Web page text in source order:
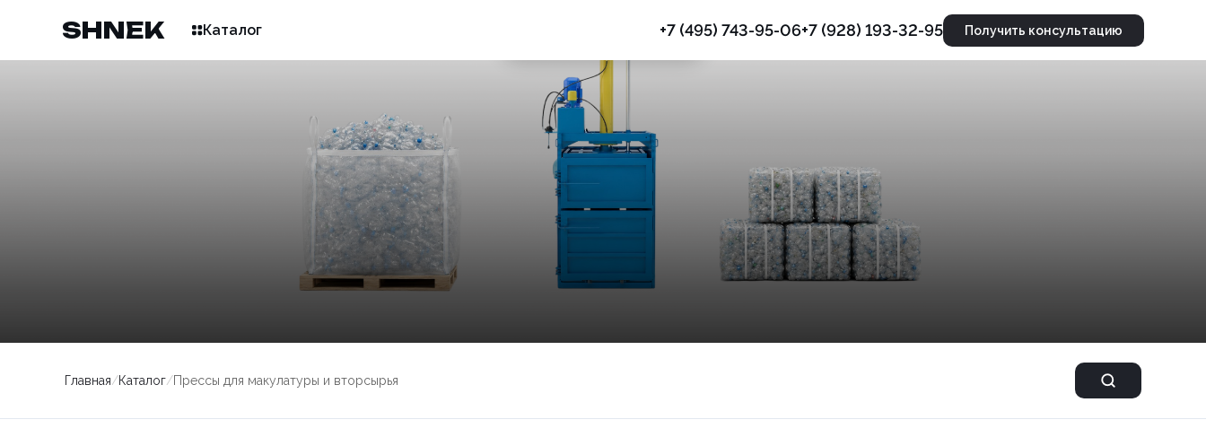
SHNEK Каталог +7 (495) 743-95-06+7 (928) 193-32-95 Получить консультацию
Прессы гидравлические
Главная/Каталог/Прессы для макулатуры и вторсырья